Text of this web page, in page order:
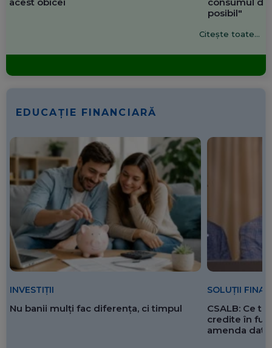
posibil"
Citește toate...
EDUCAȚIE FINANCIARĂ
INVESTIȚII
Nu banii mulți fac diferența, ci timpul
SOLUȚII
CSALB: Ce
credite în
amenda